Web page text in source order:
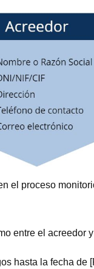
el proceso
entre el acreedor
hasta la fecha de